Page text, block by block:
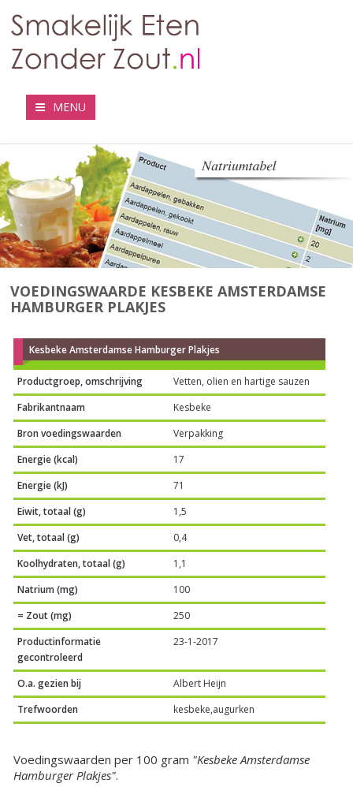
MENU
VOEDINGSWAARDE KESBEKE AMSTERDAMSE
HAMBURGER PLAKJES
Kesbeke Amsterdamse Hamburger Plakjes
Productgroep, omschrijving
Vetten, olien en hartige sauzen
Fabrikantnaam
Kesbeke
Bron voedingswaarden
Verpakking
Energie (kcal)
17
Energie (kJ)
71
Eiwit, totaal (g)
1,5
Vet, totaal (g)
0,4
Koolhydraten, totaal (g)
1,1
Natrium (mg)
100
= Zout (mg)
250
Productinformatie
gecontroleerd
23-1-2017
O.a. gezien bij
Albert Heijn
Trefwoorden
kesbeke,augurken
Voedingswaarden per 100 gram "Kesbeke Amsterdamse
Hamburger Plakjes".